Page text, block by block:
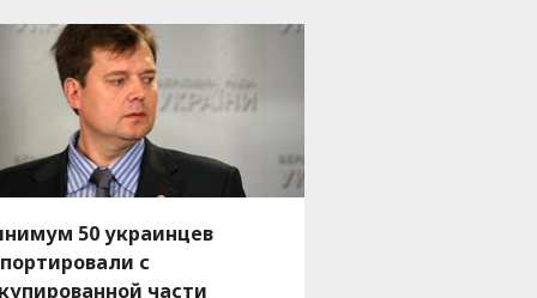
50 украинцев
с
части